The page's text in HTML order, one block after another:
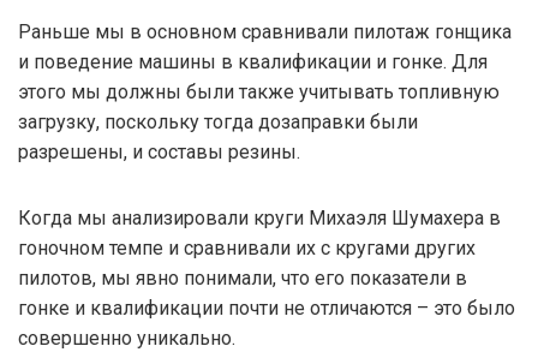
Раньше мы в основном сравнивали пилотаж гонщика
и поведение машины в квалификации и гонке. Для
этого мы должны были также учитывать топливную
загрузку, поскольку тогда дозаправки были
разрешены, и составы резины.
Когда мы анализировали круги Михаэля Шумахера в
гоночном темпе и сравнивали их с кругами других
пилотов, мы явно понимали, что его показатели в
гонке и квалификации почти не отличаются – это было
совершенно уникально.